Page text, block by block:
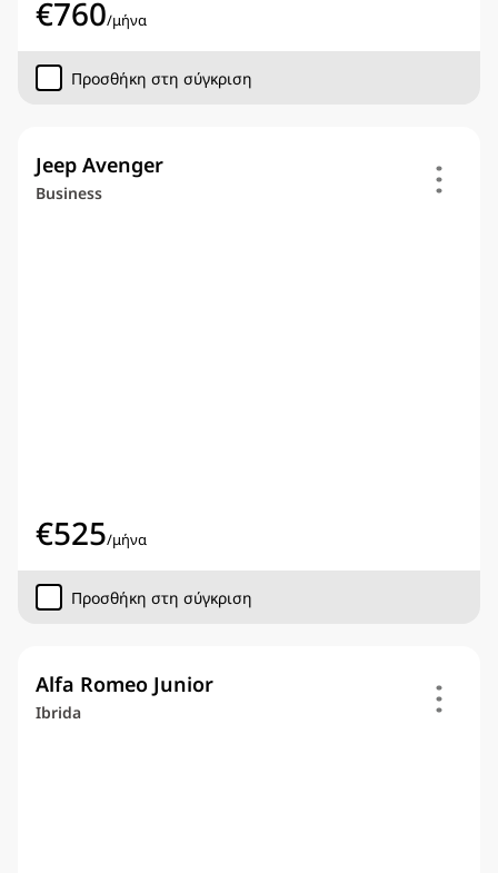
€760/μήνα
Προσθήκη στη σύγκριση
Jeep Avenger
Business
€525/μήνα
Προσθήκη στη σύγκριση
Alfa Romeo Junior
Ibrida